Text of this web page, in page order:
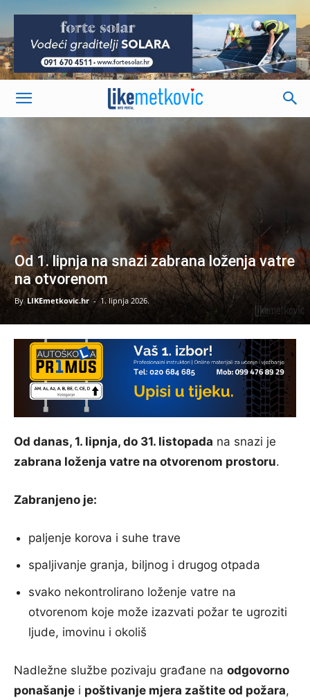
-
Od 1. lipnja na snazi zabrana loženja vatre
na otvorenom
By LIKEmetkovic.hr - 1. lipnja 2026.
Od danas, 1. lipnja, do 31. listopada na snazi je
zabrana loženja vatre na otvorenom prostoru.
Zabranjeno je:
paljenje korova i suhe trave
spaljivanje granja, biljnog i drugog otpada
svako nekontrolirano loženje vatre na
otvorenom koje može izazvati požar te ugroziti
ljude, imovinu i okoliš
Nadležne službe pozivaju građane na odgovorno
ponašanje i poštivanje mjera zaštite od požara,